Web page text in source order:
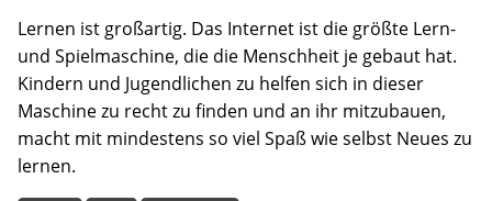
Lernen ist großartig. Das Internet ist die größte Lern-
und Spielmaschine, die die Menschheit je gebaut hat.
Kindern und Jugendlichen zu helfen sich in dieser
Maschine zu recht zu finden und an ihr mitzubauen,
macht mit mindestens so viel Spaß wie selbst Neues zu
lernen.